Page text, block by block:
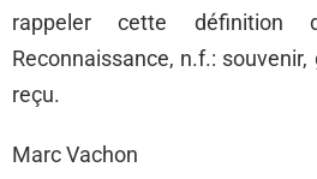
rappeler cette définition
Reconnaissance, n.f.:
reçu.
Marc Vachon